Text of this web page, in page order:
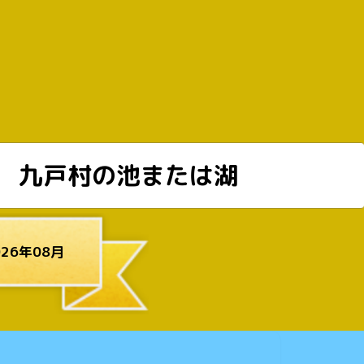
九戸村の池または湖
年08月